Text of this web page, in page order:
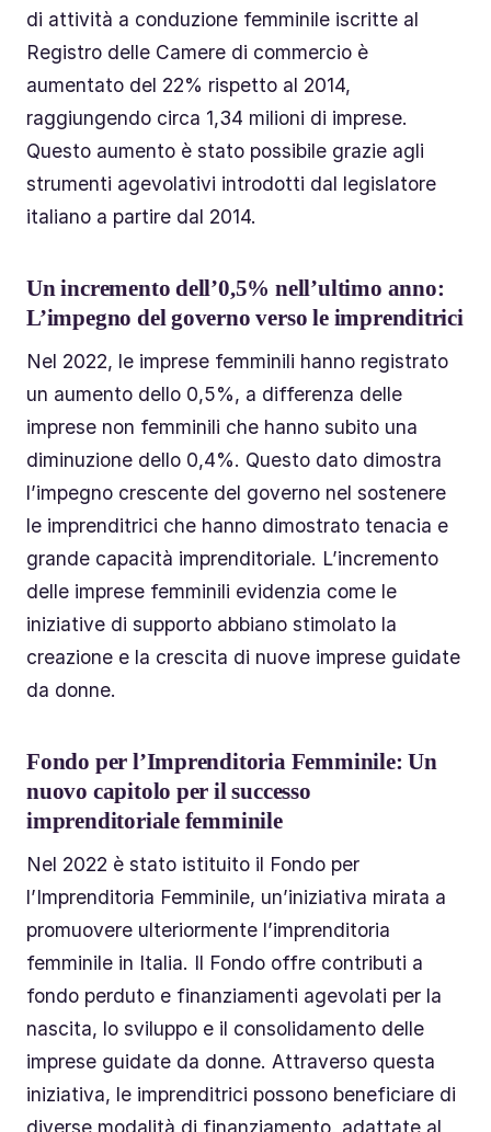
di attività a conduzione femminile iscritte al
Registro delle Camere di commercio è
aumentato del 22% rispetto al 2014,
raggiungendo circa 1,34 milioni di imprese.
Questo aumento è stato possibile grazie agli
strumenti agevolativi introdotti dal legislatore
italiano a partire dal 2014.
Un incremento dell’0,5% nell’ultimo anno:
L’impegno del governo verso le imprenditrici
Nel 2022, le imprese femminili hanno registrato
un aumento dello 0,5%, a differenza delle
imprese non femminili che hanno subito una
diminuzione dello 0,4%. Questo dato dimostra
l’impegno crescente del governo nel sostenere
le imprenditrici che hanno dimostrato tenacia e
grande capacità imprenditoriale. L’incremento
delle imprese femminili evidenzia come le
iniziative di supporto abbiano stimolato la
creazione e la crescita di nuove imprese guidate
da donne.
Fondo per l’Imprenditoria Femminile: Un
nuovo capitolo per il successo
imprenditoriale femminile
Nel 2022 è stato istituito il Fondo per
l’Imprenditoria Femminile, un’iniziativa mirata a
promuovere ulteriormente l’imprenditoria
femminile in Italia. Il Fondo offre contributi a
fondo perduto e finanziamenti agevolati per la
nascita, lo sviluppo e il consolidamento delle
imprese guidate da donne. Attraverso questa
iniziativa, le imprenditrici possono beneficiare di
diverse modalità di finanziamento, adattate al